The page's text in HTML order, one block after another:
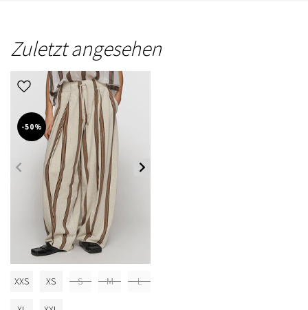
Zuletzt angesehen
-50%
XXS XS S M L